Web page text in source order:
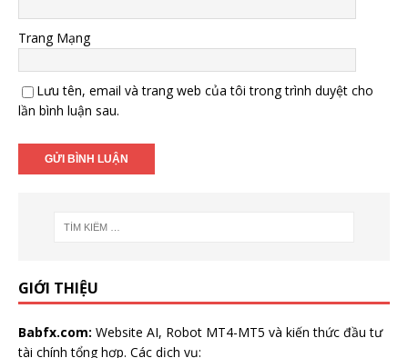
Trang Mạng
Lưu tên, email và trang web của tôi trong trình duyệt cho
lần bình luận sau.
GIỚI THIỆU
Babfx.com: Website AI, Robot MT4-MT5 và kiến thức đầu tư
tài chính tổng hợp. Các dịch vụ: